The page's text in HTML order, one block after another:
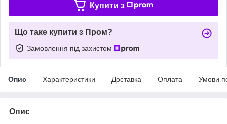
Купити з
Що таке купити з Пром?
Замовлення під захистом
Опис Характеристики Доставка Оплата Умови
Опис